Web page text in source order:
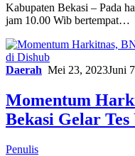
Kabupaten Bekasi – Pada
jam 10.00 Wib bertempat…
Daerah Mei 23, 2023Juni
Momentum
Bekasi Gelar
Penulis